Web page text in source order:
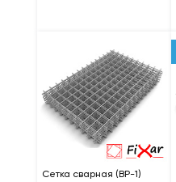
Сетка сварная (ВР-1)